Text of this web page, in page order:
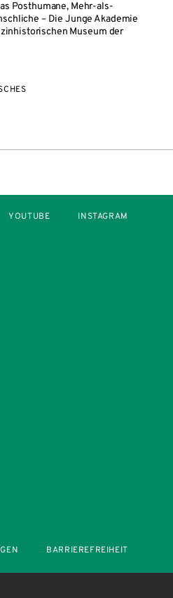
Posthumane, Mehr-als-
– Die Junge Akademie
Museum der
YOUTUBE INSTAGRAM
BARRIEREFREIHEIT